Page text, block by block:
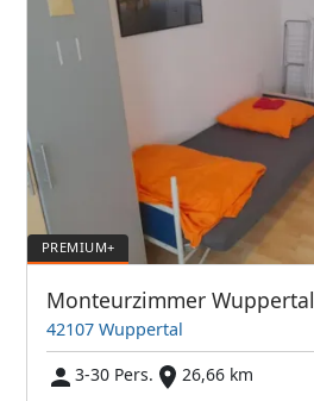
Monteurzimmer Wuppertal
42107 Wuppertal
3-30 Pers.
26,66 km